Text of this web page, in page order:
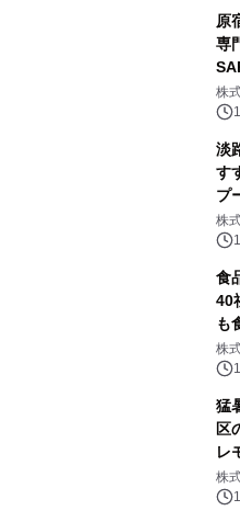
原
専
株
淡
す
プ
日
森
株
食
40
も
月
株
猛
区
レ
株